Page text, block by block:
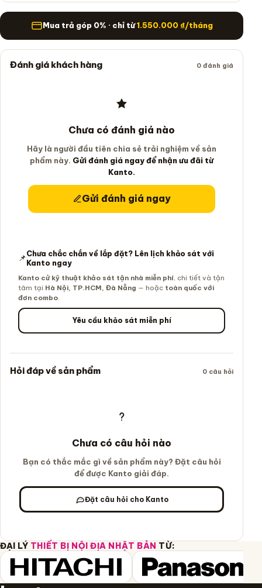
Mua trả góp Mua trả góp 0% · chỉ từ1.550.000₫/tháng
Đánh giá khách hàng 0 đánh giá
Chưa có đánh giá nào
Hãy là người đầu tiên chia sẻ trải nghiệm về sản
phẩm này. Gửi đánh giá ngay để nhận ưu đãi từ
Kanto.
Gửi đánh giá ngay
📌Chưa chắc chắn về lắp đặt? Lên lịch khảo sát với
Kanto ngay
Kanto cử kỹ thuật khảo sát tận nhà miễn phí, chi tiết và tận
tâm tại Hà Nội, TP.HCM, Đà Nẵng — hoặc toàn quốc với
đơn combo
Yêu cầu khảo sát miễn phí
Hỏi đáp về sản phẩm 0 câu hỏi
Chưa có câu hỏi nào
Bạn có thắc mắc gì về sản phẩm này? Đặt câu hỏi
để được Kanto giải đáp.
Đặt câu hỏi cho Kanto
ĐẠI LÝ THIẾT BỊ NỘI ĐỊA NHẬT BẢN TỪ: